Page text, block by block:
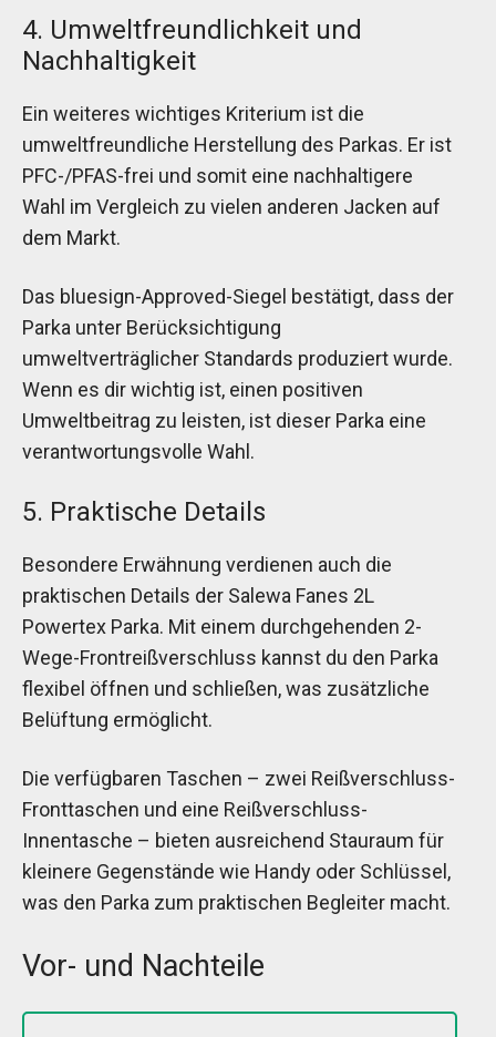
4. Umweltfreundlichkeit und
Nachhaltigkeit
Ein weiteres wichtiges Kriterium ist die
umweltfreundliche Herstellung des Parkas. Er ist
PFC-/PFAS-frei und somit eine nachhaltigere
Wahl im Vergleich zu vielen anderen Jacken auf
dem Markt.
Das bluesign-Approved-Siegel bestätigt, dass der
Parka unter Berücksichtigung
umweltverträglicher Standards produziert wurde.
Wenn es dir wichtig ist, einen positiven
Umweltbeitrag zu leisten, ist dieser Parka eine
verantwortungsvolle Wahl.
5. Praktische Details
Besondere Erwähnung verdienen auch die
praktischen Details der Salewa Fanes 2L
Powertex Parka. Mit einem durchgehenden 2-
Wege-Frontreißverschluss kannst du den Parka
flexibel öffnen und schließen, was zusätzliche
Belüftung ermöglicht.
Die verfügbaren Taschen – zwei Reißverschluss-
Fronttaschen und eine Reißverschluss-
Innentasche – bieten ausreichend Stauraum für
kleinere Gegenstände wie Handy oder Schlüssel,
was den Parka zum praktischen Begleiter macht.
Vor- und Nachteile